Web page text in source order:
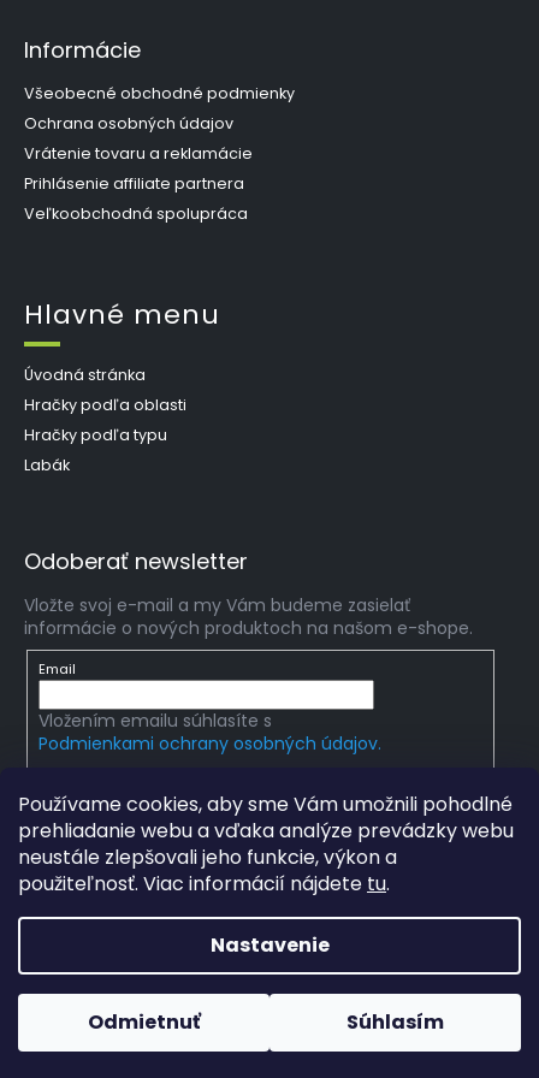
Používame cookies, aby sme Vám umožnili pohodlné
prehliadanie webu a vďaka analýze prevádzky webu
neustále zlepšovali jeho funkcie, výkon a
použiteľnosť. Viac informácií nájdete tu.
Nastavenie
Odmietnuť Súhlasím
Informácie
Všeobecné obchodné podmienky
Ochrana osobných údajov
Vrátenie tovaru a reklamácie
Prihlásenie affiliate partnera
Veľkoobchodná spolupráca
Hlavné menu
Úvodná stránka
Hračky podľa oblasti
Hračky podľa typu
Labák
Odoberať newsletter
Vložte svoj e-mail a my Vám budeme zasielať
informácie o nových produktoch na našom e-shope.
Email
Vložením emailu súhlasíte s
Podmienkami ochrany osobných údajov.
Copyright 2026mlady-vedec.sk. Všetky práva
vyhradené.Upraviť nastavenie cookies
Grafický návrh vytvořil a na Shoptet implementoval
Hladatechka s.r.o.